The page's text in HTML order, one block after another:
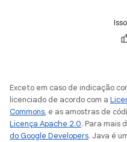
Exceto em caso de indicação
licenciado de acordo com a
Commons, e as amostras de
Licença Apache 2.0. Para mais
do Google Developers. Java é